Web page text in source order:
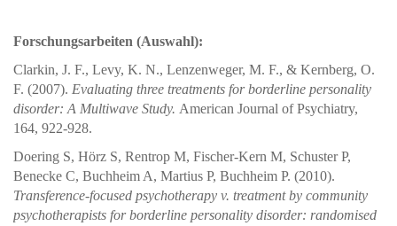
Forschungsarbeiten (Auswahl):
Clarkin, J. F., Levy, K. N., Lenzenweger, M. F., & Kernberg, O.
F. (2007). Evaluating three treatments for borderline personality
disorder: A Multiwave Study. American Journal of Psychiatry,
164, 922-928.
Doering S, Hörz S, Rentrop M, Fischer-Kern M, Schuster P,
Benecke C, Buchheim A, Martius P, Buchheim P. (2010).
Transference-focused psychotherapy v. treatment by community
psychotherapists for borderline personality disorder: randomised